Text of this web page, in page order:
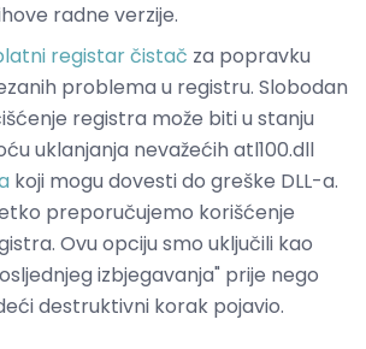
radne verzije.
registar čistač za popravku
problema u registru. Slobodan
registra može biti u stanju
uklanjanja nevažećih atl100.dll
koji mogu dovesti do greške DLL-a.
preporučujemo korišćenje
Ovu opciju smo uključili kao
izbjegavanja" prije nego
destruktivni korak pojavio.